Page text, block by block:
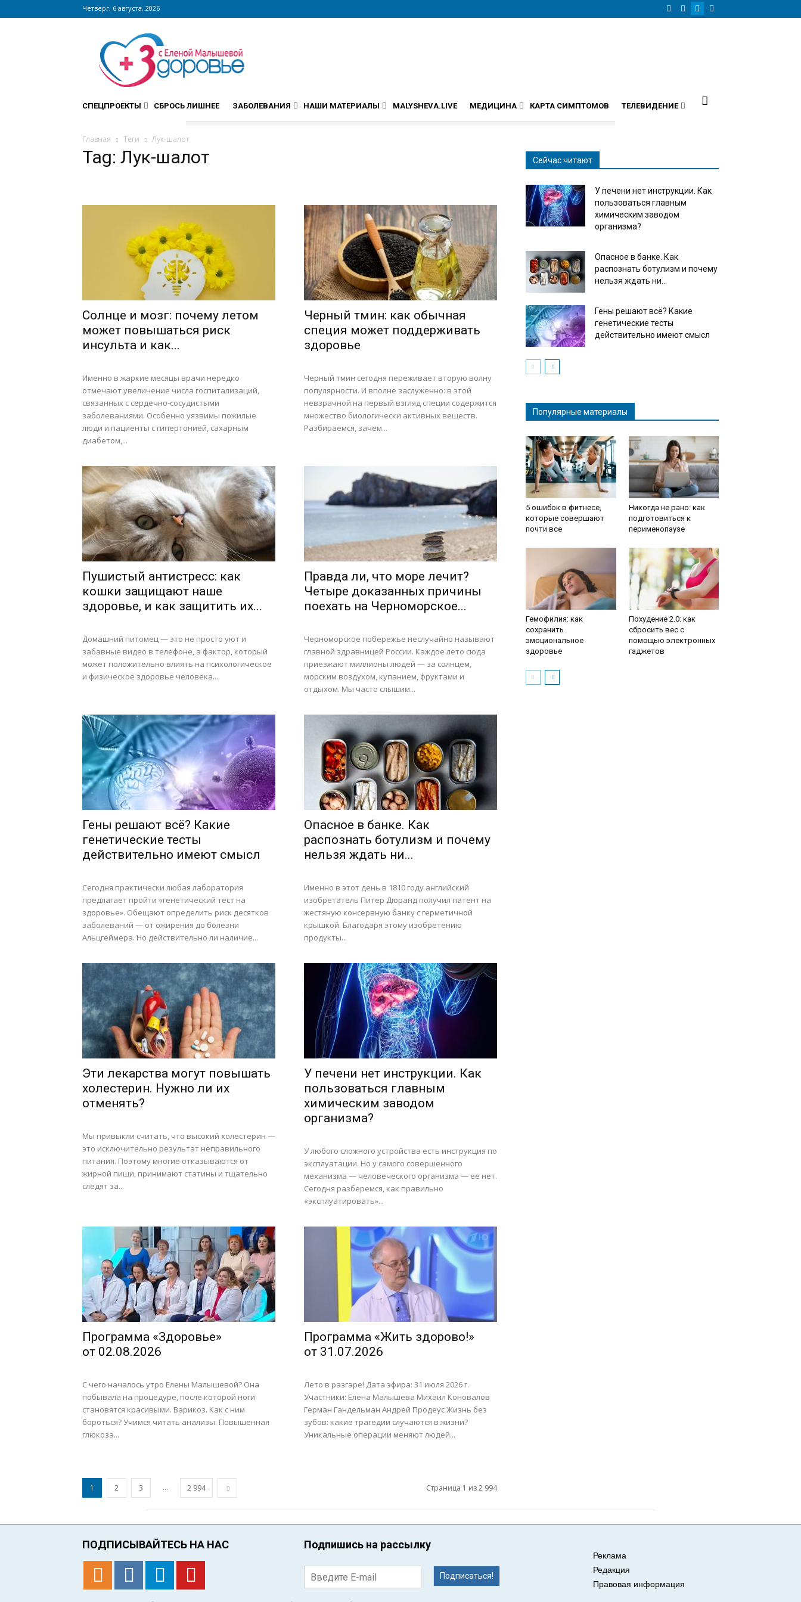
Четверг, 6 августа, 2026
Сайт
zdorovieinfo.ru
крупнейший
медицинский
интернет-
СПЕЦПРОЕКТЫ СБРОСЬ ЛИШНЕЕ ЗАБОЛЕВАНИЯ НАШИ МАТЕРИАЛЫ MALYSHEVA.LIVE МЕДИЦИНА КАРТА СИМПТОМОВ ТЕЛЕВИДЕНИЕ
Главная Теги Лук-шалот
Tag: Лук-шалот
Солнце и мозг: почему летом
может повышаться риск
инсульта и как...
Именно в жаркие месяцы врачи нередко
отмечают увеличение числа госпитализаций,
связанных с сердечно-сосудистыми
заболеваниями. Особенно уязвимы пожилые
люди и пациенты с гипертонией, сахарным
диабетом,...
Черный тмин: как обычная
специя может поддерживать
здоровье
Черный тмин сегодня переживает вторую волну
популярности. И вполне заслуженно: в этой
невзрачной на первый взгляд специи содержится
множество биологически активных веществ.
Разбираемся, зачем...
Пушистый антистресс: как
кошки защищают наше
здоровье, и как защитить их...
Домашний питомец — это не просто уют и
забавные видео в телефоне, а фактор, который
может положительно влиять на психологическое
и физическое здоровье человека....
Правда ли, что море лечит?
Четыре доказанных причины
поехать на Черноморское...
Черноморское побережье неслучайно называют
главной здравницей России. Каждое лето сюда
приезжают миллионы людей — за солнцем,
морским воздухом, купанием, фруктами и
отдыхом. Мы часто слышим...
Гены решают всё? Какие
генетические тесты
действительно имеют смысл
Сегодня практически любая лаборатория
предлагает пройти «генетический тест на
здоровье». Обещают определить риск десятков
заболеваний — от ожирения до болезни
Альцгеймера. Но действительно ли наличие...
Опасное в банке. Как
распознать ботулизм и почему
нельзя ждать ни...
Именно в этот день в 1810 году английский
изобретатель Питер Дюранд получил патент на
жестяную консервную банку с герметичной
крышкой. Благодаря этому изобретению
продукты...
Эти лекарства могут повышать
холестерин. Нужно ли их
отменять?
Мы привыкли считать, что высокий холестерин —
это исключительно результат неправильного
питания. Поэтому многие отказываются от
жирной пищи, принимают статины и тщательно
следят за...
У печени нет инструкции. Как
пользоваться главным
химическим заводом
организма?
У любого сложного устройства есть инструкция по
эксплуатации. Но у самого совершенного
механизма — человеческого организма — ее нет.
Сегодня разберемся, как правильно
«эксплуатировать»...
Программа «Здоровье»
от 02.08.2026
С чего началось утро Елены Малышевой? Она
побывала на процедуре, после которой ноги
становятся красивыми. Варикоз. Как с ним
бороться? Учимся читать анализы. Повышенная
глюкоза...
Программа «Жить здорово!»
от 31.07.2026
Лето в разгаре! Дата эфира: 31 июля 2026 г.
Участники: Елена Малышева Михаил Коновалов
Герман Гандельман Андрей Продеус Жизнь без
зубов: какие трагедии случаются в жизни?
Уникальные операции меняют людей...
1 2 3 ... 2 994 Страница 1 из 2 994
Сейчас читают
У печени нет инструкции. Как
пользоваться главным
химическим заводом
организма?
Опасное в банке. Как
распознать ботулизм и почему
нельзя ждать ни...
Гены решают всё? Какие
генетические тесты
действительно имеют смысл
Популярные материалы
5 ошибок в фитнесе,
которые совершают
почти все
Никогда не рано: как
подготовиться к
перименопаузе
Гемофилия: как
сохранить
эмоциональное
здоровье
Похудение 2.0: как
сбросить вес с
помощью электронных
гаджетов
ПОДПИСЫВАЙТЕСЬ НА НАС Подпишись на рассылку
Подписаться!
Реклама
Редакция
Правовая информация